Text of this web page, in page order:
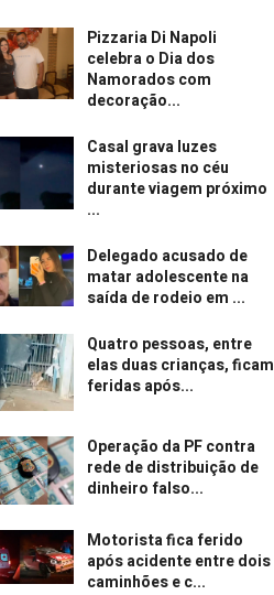
Pizzaria Di Napoli
celebra o Dia dos
Namorados com
decoração...
Casal grava luzes
misteriosas no céu
durante viagem próximo
...
Delegado acusado de
matar adolescente na
saída de rodeio em ...
Quatro pessoas, entre
elas duas crianças, ficam
feridas após...
Operação da PF contra
rede de distribuição de
dinheiro falso...
Motorista fica ferido
após acidente entre dois
caminhões e c...